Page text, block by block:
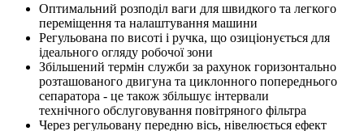
Оптимальний розподіл ваги для швидкого та легкого
переміщення та налаштування машини
Регульована по висоті і ручка, що озиціонується для
ідеального огляду робочої зони
Збільшений термін служби за рахунок горизонтально
розташованого двигуна та циклонного попереднього
сепаратора - це також збільшує інтервали
технічного обслуговування повітряного фільтра
Через регульовану передню вісь, нівелюється ефект